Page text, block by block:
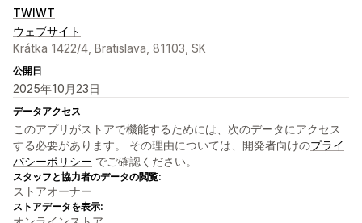
TWIWT
ウェブサイト
Krátka 1422/4, Bratislava, 81103, SK
公開日
2025年10月23日
データアクセス
このアプリがストアで機能するためには、次のデータにアクセス
する必要があります。 その理由については、開発者向けのプライ
バシーポリシー でご確認ください。
スタッフと協力者のデータの閲覧:
ストアオーナー
ストアデータを表示: